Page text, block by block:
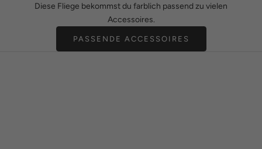
Diese Fliege bekommst du farblich passend zu vielen
Accessoires.
PASSENDE ACCESSOIRES